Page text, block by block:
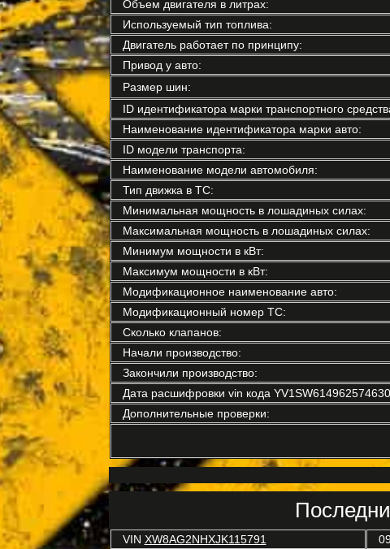
Объем двигателя в литрах:
Используемый тип топлива:
Двигатель работает по принципу:
Привод у авто:
Размер шин:
ID идентификатора марки транспортного
Наименование идентификатора марки авто:
ID модели транспорта:
Наименование модели автомобиля:
Тип движка в ТС:
Минимальная мощность в лошадиных силах:
Максимальная мощность в лошадиных силах:
Минимум мощности в кВт:
Максимум мощности в кВт:
Модификационное наименование авто:
Модификационный номер ТС:
Сколько клапанов:
Начали производство:
Закончили производство:
Дата расшифровки vin кода
Дополнительные проверки:
VIN XW8AG2NHXJK115791